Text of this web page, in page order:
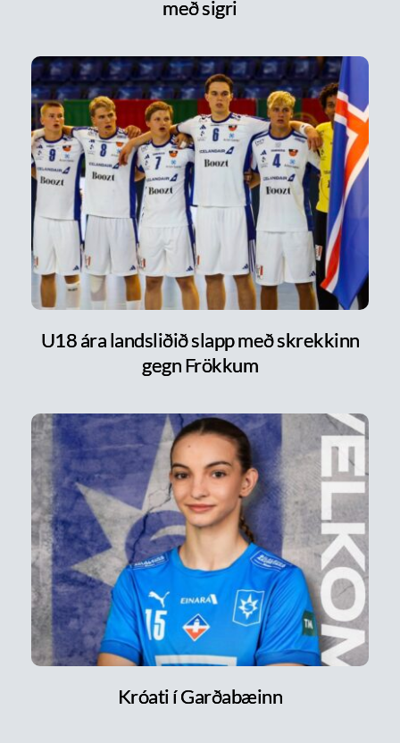
með sigri
U18 ára landsliðið slapp með skrekkinn
gegn Frökkum
Króati í Garðabæinn